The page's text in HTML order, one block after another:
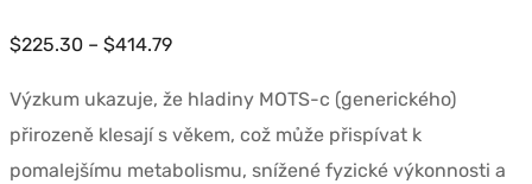
$225.30 – $414.79Cenové
Výzkum ukazuje, že hladiny MOTS-c (generického)
přirozeně klesají s věkem, což může přispívat k
pomalejšímu metabolismu, snížené fyzické výkonnosti a